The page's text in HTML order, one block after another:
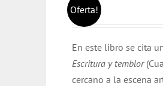
Oferta!
En este libro se cita
Escritura y temblor
cercano a la escena